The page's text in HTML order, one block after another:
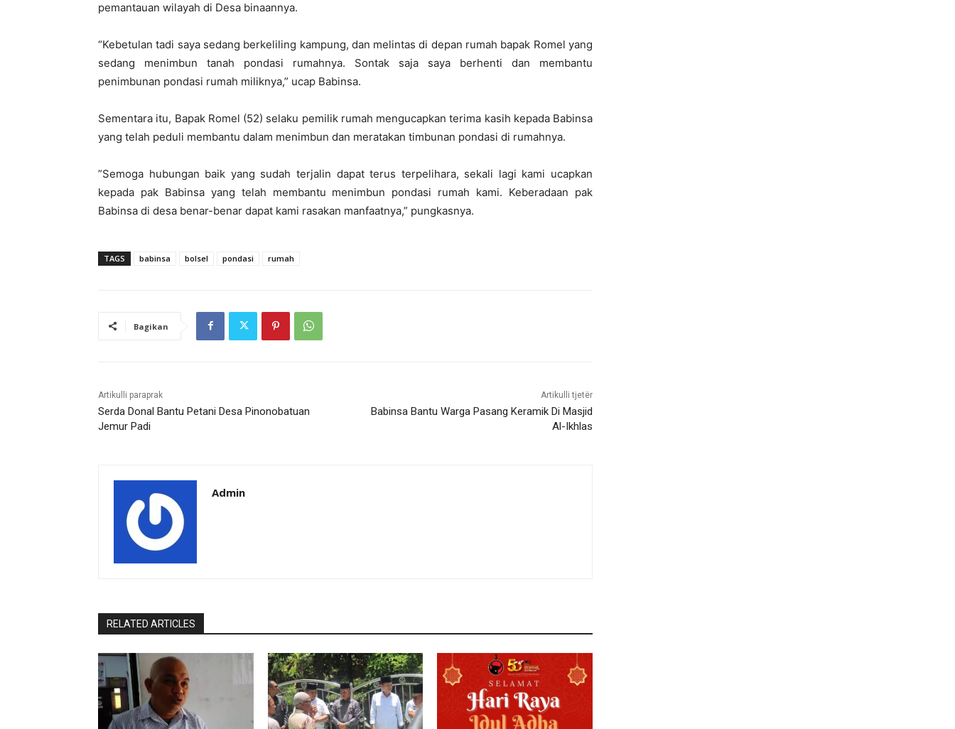
pemantauan wilayah di Desa binaannya.
“Kebetulan tadi saya sedang berkeliling kampung, dan melintas di depan rumah bapak Romel yang
sedang menimbun tanah pondasi rumahnya. Sontak saja saya berhenti dan membantu
penimbunan pondasi rumah miliknya,” ucap Babinsa.
Sementara itu, Bapak Romel (52) selaku pemilik rumah mengucapkan terima kasih kepada Babinsa
yang telah peduli membantu dalam menimbun dan meratakan timbunan pondasi di rumahnya.
”Semoga hubungan baik yang sudah terjalin dapat terus terpelihara, sekali lagi kami ucapkan
kepada pak Babinsa yang telah membantu menimbun pondasi rumah kami. Keberadaan pak
Babinsa di desa benar-benar dapat kami rasakan manfaatnya,” pungkasnya.
TAGS babinsa bolsel pondasi rumah
Bagikan
Artikulli paraprak
Serda Donal Bantu Petani Desa Pinonobatuan
Jemur Padi
Artikulli tjetër
Babinsa Bantu Warga Pasang Keramik Di Masjid
Al-Ikhlas
Admin
RELATED ARTICLES